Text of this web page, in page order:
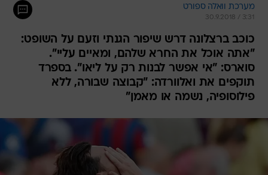
מערכת וואלה ספורט
30.9.2018 / 3:31
כוכב ברצלונה דרש שיפור הגנתי וזעם על השופט:
"אתה אוכל את החרא שלהם, ומאיים עליי".
סוארס: "אי אפשר לבנות רק על ליאו". בספרד
תוקפים את ואלוורדה: "קבוצה שבורה, ללא
פילוסופיה, נשמה או מאמן"